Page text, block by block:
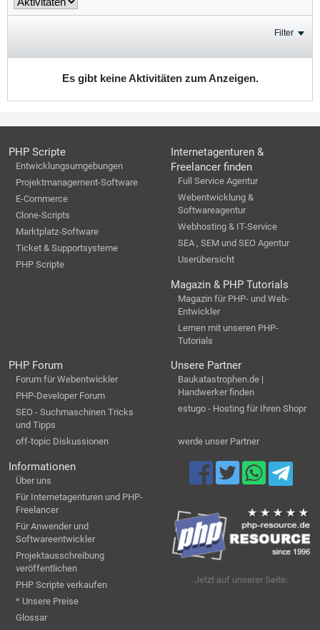
Filter
Es gibt keine Aktivitäten zum Anzeigen.
PHP Scripte
Entwicklungsumgebungen
Projektmanagement-Software
E-Commerce
Clone-Scripts
Marktplatz-Software
Ticket & Supportsysteme
PHP Scripte
Internetagenturen &
Freelancer finden
Full Service Agentur
Webentwicklung &
Softwareagentur
Webhosting & IT-Service
SEA , SEM und SEO Agentur
Userübersicht
Magazin & PHP Tutorials
Magazin für PHP- und Web-
Entwickler
Lernen mit unseren PHP-
Tutorials
PHP Forum
Forum für Webentwickler
PHP-Developer Forum
SEO - Suchmaschinen Tricks
und Tipps
off-topic Diskussionen
Unsere Partner
Baukatastrophen.de |
Handwerker finden
estugo - Hosting für Ihren Shopr
werde unser Partner
Informationen
Über uns
Für Internetagenturen und PHP-
Freelancer
Für Anwender und
Softwareentwickler
Projektausschreibung
veröffentlichen
PHP Scripte verkaufen
* Unsere Preise
Glossar
Jetzt auf unserer Seite: